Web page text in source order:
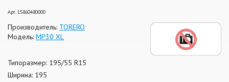
Арт. 15860480000
Производитель: TORERO
Модель: MP30 XL
Типоразмер: 195/55 R15
Ширина: 195